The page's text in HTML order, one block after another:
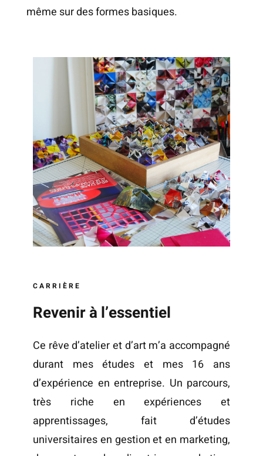
même sur des formes basiques.
CARRIÈRE
Revenir à l’essentiel
Ce rêve d’atelier et d’art m’a accompagné
durant mes études et mes 16 ans
d’expérience en entreprise. Un parcours,
très riche en expériences et
apprentissages, fait d’études
universitaires en gestion et en marketing,